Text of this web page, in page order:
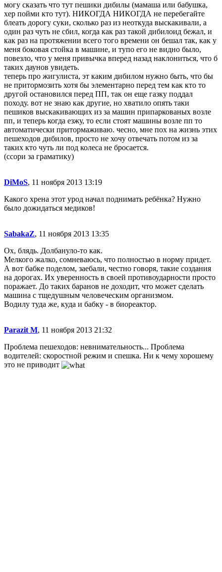
могу сказать что тут пешики дибилы (мамаша или бабушка,
хер пойми кто тут). НИКОГДА НИКОГДА не перебегайте
блеать дорогу суки, сколько раз из неоткуда выскакивали, а
один раз чуть не сбил, когда как раз такой дибилоид бежал, и
как раз на протяжении всего того времени он бешал так, как у
меня боковая стойка в машине, и тупо его не видно было,
повезло, что у меня привычка вперед назад наклониться, что б
таких даунов увидеть.
теперь про жигулиста, эт каким дибилом нужно быть, что бы
не притормозить хотя бы элементарно перед тем как кто то
другой остановился перед ПП, так он еще газку поддал
походу. вот не знаю как другие, но хватило опять таки
пешиков выскакивающих из за машин припаркованых возле
пп, и теперь когда езжу, то если стоят машины возле пп то
автоматически притормаживаю. чесно, мне пох на жизнь этих
пешеходов дибилов, просто не хочу отвечать потом из за
таких кто чуть ли под колеса не бросается.
(ссори за граматику)
DiMoS, 11 ноября 2013 13:19
Какого хрена этот урод начал поднимать ребёнка? Нужно
было дожидаться медиков!
SabakaZ, 11 ноября 2013 13:35
Ох, блядь. Долбануло-то как.
Мелкого жалко, сомневаюсь, что полностью в норму придет.
А вот бабке поделом, заебали, честно говоря, такие создания
на дорогах. Их уверенность в своей противоударности просто
поражает. До таких баранов не доходит, что может сделать
машина с тщедушным человеческим организмом.
Водилу туда же, куда и бабку - в биореактор.
Parazit M, 11 ноября 2013 21:32
Проблема пешеходов: невнимательность... Проблема
водителей: скоростной режим и спешка. Ни к чему хорошему
это не приводит